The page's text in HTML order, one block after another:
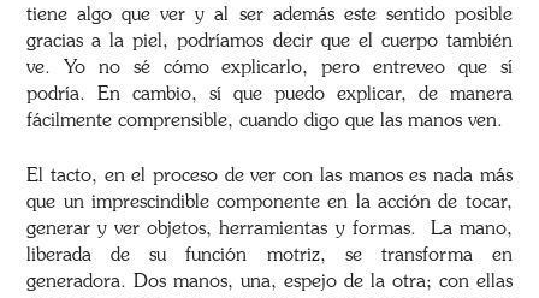
tiene algo que ver y al ser además este sentido posible
gracias a la piel, podríamos decir que el cuerpo también
ve. Yo no sé cómo explicarlo, pero entreveo que sí
podría. En cambio, sí que puedo explicar, de manera
fácilmente comprensible, cuando digo que las manos ven.
El tacto, en el proceso de ver con las manos es nada más
que un imprescindible componente en la acción de tocar,
generar y ver objetos, herramientas y formas. La mano,
liberada de su función motriz, se transforma en
generadora. Dos manos, una, espejo de la otra; con ellas